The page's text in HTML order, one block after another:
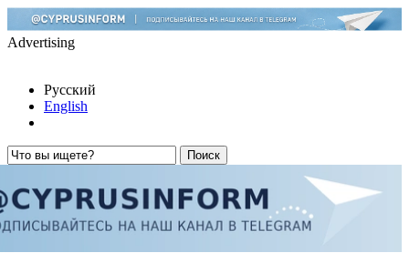
Advertising
Русский
English